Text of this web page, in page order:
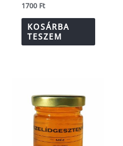
1700 Ft
KOSÁRBA
TESZEM